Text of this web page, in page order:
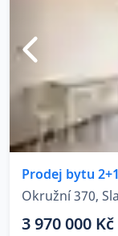
Ceny
Přehled
Co říkají
Blog
O nás
Prodej bytu
Okružní 370,
3 970 000 Kč